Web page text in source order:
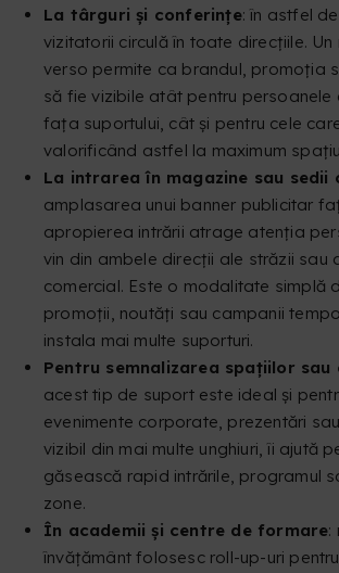
La târguri și conferințe: în astfel
vizitatorii circulă în toate direcțiile.
verso permite ca brandul, promoția
să fie vizibile atât pentru persoanele
fața suportului, cât și pentru cele
valorificând astfel la maximum
La intrarea în magazine sau sedii
amplasarea unui banner publicitar
apropierea intrării atrage atenția
vin din ambele direcții ale străzii sau
comercial. Este o modalitate simplă
promoții, noutăți sau campanii
instala mai multe suporturi.
Pentru semnalizarea spațiilor sau
acest tip de suport este ideal și
evenimente corporate, prezentări
vizibil din mai multe unghiuri, îi ajută
găsească rapid intrările, programul
zone.
În academii și centre de formare:
învățământ folosesc roll-up-uri